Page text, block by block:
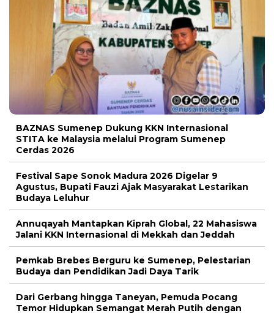
BAZNAS Sumenep Dukung KKN Internasional
STITA ke Malaysia melalui Program Sumenep
Cerdas 2026
Festival Sape Sonok Madura 2026 Digelar 9
Agustus, Bupati Fauzi Ajak Masyarakat Lestarikan
Budaya Leluhur
Annuqayah Mantapkan Kiprah Global, 22 Mahasiswa
Jalani KKN Internasional di Mekkah dan Jeddah
Pemkab Brebes Berguru ke Sumenep, Pelestarian
Budaya dan Pendidikan Jadi Daya Tarik
Dari Gerbang hingga Taneyan, Pemuda Pocang
Temor Hidupkan Semangat Merah Putih dengan